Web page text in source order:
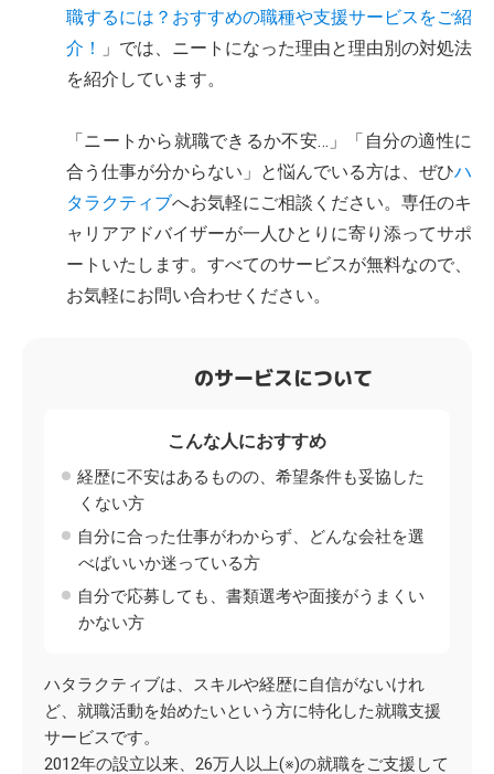
職するには？おすすめの職種や支援サービスをご紹
介！
」では、ニートになった理由と理由別の対処法
を紹介しています。
「ニートから就職できるか不安…」「自分の適性に
合う仕事が分からない」と悩んでいる方は、ぜひハ
タラクティブへお気軽にご相談ください。専任のキ
ャリアアドバイザーが一人ひとりに寄り添ってサポ
ートいたします。すべてのサービスが無料なので、
お気軽にお問い合わせください。
のサービスについて
こんな人におすすめ
経歴に不安はあるものの、希望条件も妥協した
くない方
自分に合った仕事がわからず、どんな会社を選
べばいいか迷っている方
自分で応募しても、書類選考や面接がうまくい
かない方
ハタラクティブは、スキルや経歴に自信がないけれ
ど、就職活動を始めたいという方に特化した就職支援
サービスです。
2012年の設立以来、26万人以上(※)の就職をご支援して